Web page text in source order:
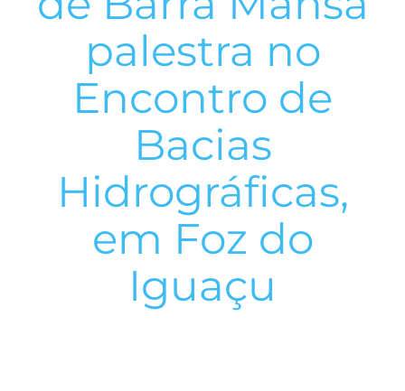
palestra no
Encontro de
Bacias
Hidrográficas,
em Foz do
Iguaçu